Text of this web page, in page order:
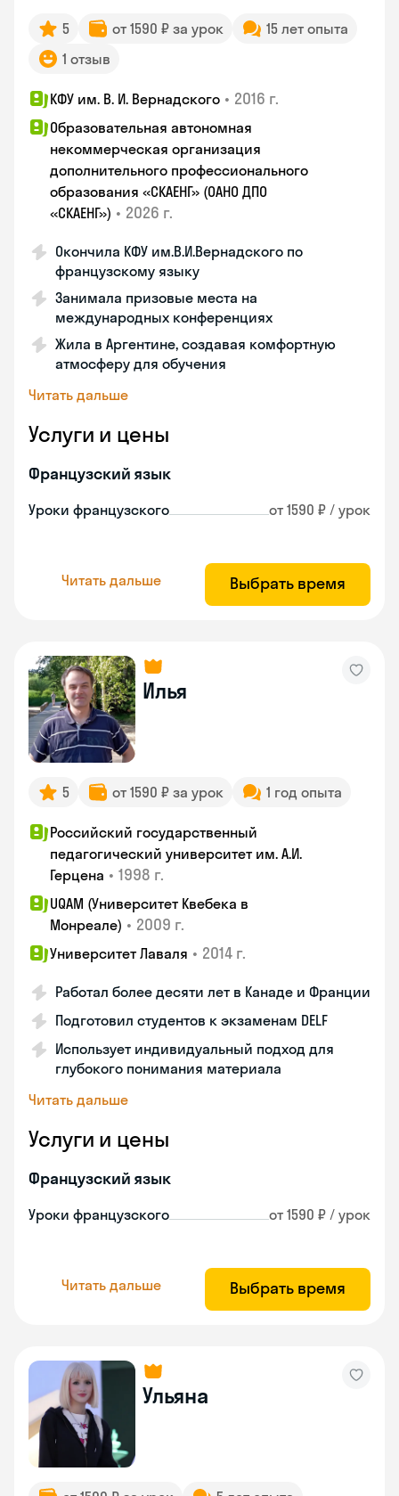
5 от 1590 ₽ за урок
15 лет опыта
1 отзыв
КФУ им. В. И. Вернадского • 2016 г.
Образовательная автономная
некоммерческая организация
дополнительного профессионального
образования «СКАЕНГ» (ОАНО ДПО
«СКАЕНГ») • 2026 г.
Окончила КФУ им.В.И.Вернадского по
французскому языку
Занимала призовые места на
международных конференциях
Жила в Аргентине, создавая комфортную
атмосферу для обучения
Читать дальше
Услуги и цены
Французский язык
Уроки французского от 1590 ₽ / урок
Читать дальше Выбрать время
Илья
5 от 1590 ₽ за урок 1 год опыта
Российский государственный
педагогический университет им. А.И.
Герцена • 1998 г.
UQAM (Университет Квебека в
Монреале) • 2009 г.
Университет Лаваля • 2014 г.
Работал более десяти лет в Канаде и Франции
Подготовил студентов к экзаменам DELF
Использует индивидуальный подход для
глубокого понимания материала
Читать дальше
Услуги и цены
Французский язык
Уроки французского от 1590 ₽ / урок
Читать дальше Выбрать время
Ульяна